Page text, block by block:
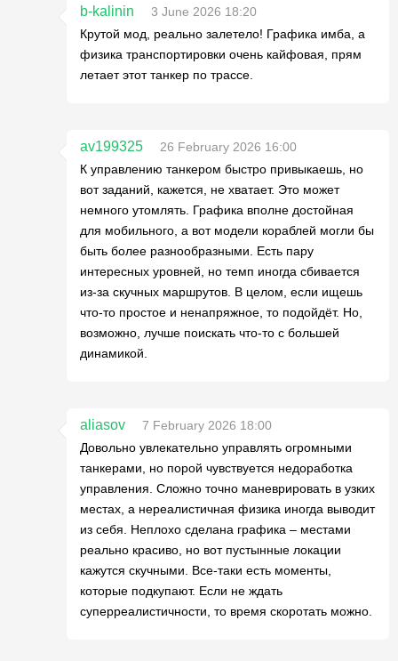
b-kalinin
3 June 2026 18:20
Крутой мод, реально залетело! Графика имба, а
физика транспортировки очень кайфовая, прям
летает этот танкер по трассе.
av199325
26 February 2026 16:00
К управлению танкером быстро привыкаешь, но
вот заданий, кажется, не хватает. Это может
немного утомлять. Графика вполне достойная
для мобильного, а вот модели кораблей могли бы
быть более разнообразными. Есть пару
интересных уровней, но темп иногда сбивается
из-за скучных маршрутов. В целом, если ищешь
что-то простое и ненапряжное, то подойдёт. Но,
возможно, лучше поискать что-то с большей
динамикой.
aliasov
7 February 2026 18:00
Довольно увлекательно управлять огромными
танкерами, но порой чувствуется недоработка
управления. Сложно точно маневрировать в узких
местах, а нереалистичная физика иногда выводит
из себя. Неплохо сделана графика – местами
реально красиво, но вот пустынные локации
кажутся скучными. Все-таки есть моменты,
которые подкупают. Если не ждать
суперреалистичности, то время скоротать можно.